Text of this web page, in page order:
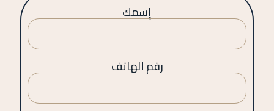
إسمك
رقم الهاتف